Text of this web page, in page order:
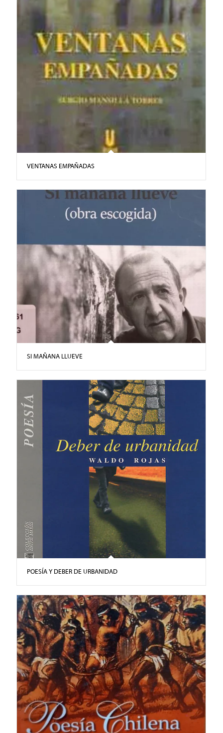
VENTANAS EMPAÑADAS
SI MAÑANA LLUEVE
POESÍA Y DEBER DE URBANIDAD